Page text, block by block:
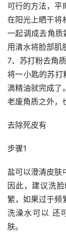
可行的方法，平
在阳光上晒干将
一起调成去角质
用清水将脸部肌
7、苏打粉去角
将一小匙的苏打
滴精油就完成了
老废角质之外，
去除死皮有
步骤1
盐可以澄清皮肤
因此，建议洗
繁，如果过于频
洗澡水可以 还
肤。